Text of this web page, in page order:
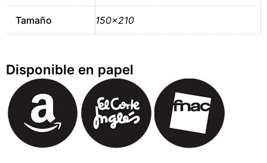
Tamaño 150×210
Disponible en papel